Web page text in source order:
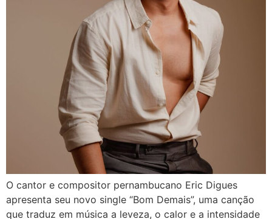
O cantor e compositor pernambucano Eric Digues
apresenta seu novo single “Bom Demais”, uma canção
que traduz em música a leveza, o calor e a intensidade